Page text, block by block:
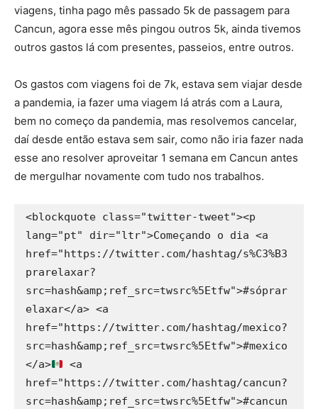
viagens, tinha pago mês passado 5k de passagem para
Cancun, agora esse mês pingou outros 5k, ainda tivemos
outros gastos lá com presentes, passeios, entre outros.
Os gastos com viagens foi de 7k, estava sem viajar desde
a pandemia, ia fazer uma viagem lá atrás com a Laura,
bem no começo da pandemia, mas resolvemos cancelar,
daí desde então estava sem sair, como não iria fazer nada
esse ano resolver aproveitar 1 semana em Cancun antes
de mergulhar novamente com tudo nos trabalhos.
<blockquote class="twitter-tweet"><p
lang="pt" dir="ltr">Começando o dia <a
href="https://twitter.com/hashtag/s%C3%B3
prarelaxar?
src=hash&amp;ref_src=twsrc%5Etfw">#sóprar
elaxar</a> <a
href="https://twitter.com/hashtag/mexico?
src=hash&amp;ref_src=twsrc%5Etfw">#mexico
</a>
<a
href="https://twitter.com/hashtag/cancun?
src=hash&amp;ref_src=twsrc%5Etfw">#cancun